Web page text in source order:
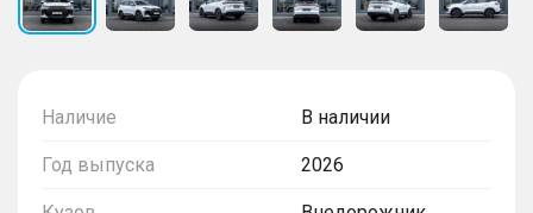
Наличие В наличии
Год выпуска 2026